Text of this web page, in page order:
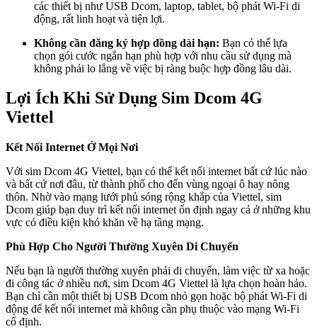
các thiết bị như USB Dcom, laptop, tablet, bộ phát Wi-Fi di
động, rất linh hoạt và tiện lợi.
Không cần đăng ký hợp đồng dài hạn: Bạn có thể lựa
chọn gói cước ngắn hạn phù hợp với nhu cầu sử dụng mà
không phải lo lắng về việc bị ràng buộc hợp đồng lâu dài.
Lợi Ích Khi Sử Dụng Sim Dcom 4G
Viettel
Kết Nối Internet Ở Mọi Nơi
Với sim Dcom 4G Viettel, bạn có thể kết nối internet bất cứ lúc nào
và bất cứ nơi đâu, từ thành phố cho đến vùng ngoại ô hay nông
thôn. Nhờ vào mạng lưới phủ sóng rộng khắp của Viettel, sim
Dcom giúp bạn duy trì kết nối internet ổn định ngay cả ở những khu
vực có điều kiện khó khăn về hạ tầng mạng.
Phù Hợp Cho Người Thường Xuyên Di Chuyển
Nếu bạn là người thường xuyên phải di chuyển, làm việc từ xa hoặc
đi công tác ở nhiều nơi, sim Dcom 4G Viettel là lựa chọn hoàn hảo.
Bạn chỉ cần một thiết bị USB Dcom nhỏ gọn hoặc bộ phát Wi-Fi di
động để kết nối internet mà không cần phụ thuộc vào mạng Wi-Fi
cố định.